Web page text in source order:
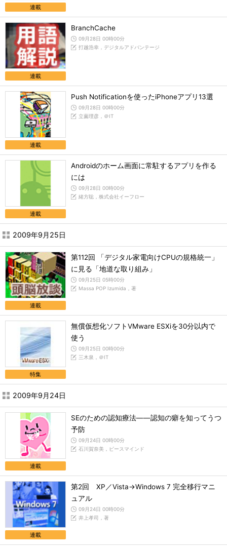
連載
連載
BranchCache
09月28日 00時00分
打越浩幸，デジタルアドバンテージ
連載
Push Notificationを使ったiPhoneアプリ13選
09月28日 00時00分
立薗理彦，＠IT
連載
Androidのホーム画面に常駐するアプリを作る
には
09月28日 00時00分
緒方聡，株式会社イーフロー
2009年9月25日
連載
第112回 「デジタル家電向けCPUの規格統一」
に見る「地道な取り組み」
09月25日 05時00分
Massa POP Izumida，著
特集
無償仮想化ソフトVMware ESXiを30分以内で
使う
09月25日 00時00分
三木泉，＠IT
2009年9月24日
連載
SEのための認知療法――認知の癖を知ってうつ
予防
09月24日 00時00分
石川賀奈美，ピースマインド
連載
第2回 XP／Vista→Windows 7 完全移行マニ
ュアル
09月24日 00時00分
井上孝司，著